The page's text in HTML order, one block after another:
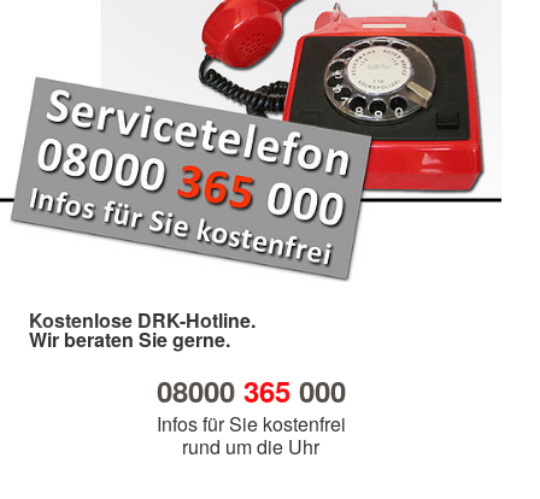
Kostenlose DRK-Hotline.
Wir beraten Sie gerne.
08000 365000
Infos für Sie kostenfrei
rund um die Uhr